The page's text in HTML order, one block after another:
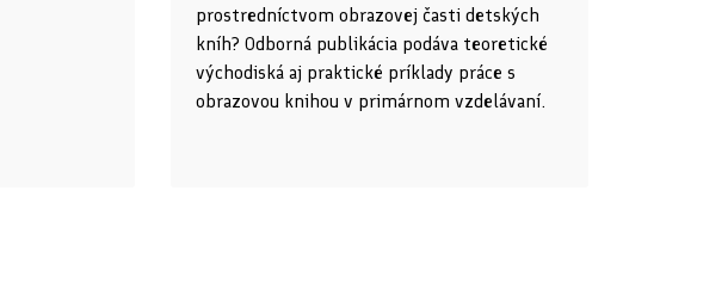
prostredníctvom obrazovej časti detských
kníh? Odborná publikácia podáva teoretické
východiská aj praktické príklady práce s
obrazovou knihou v primárnom vzdelávaní.